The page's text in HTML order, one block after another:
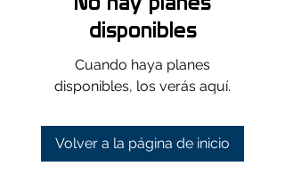
disponibles
Cuando haya planes
disponibles, los verás aquí.
Volver a la página de inicio